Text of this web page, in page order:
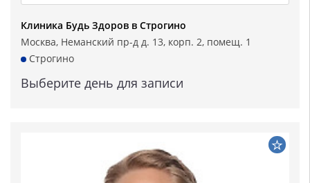
Клиника Будь Здоров в Строгино
Москва, Неманский пр-д д. 13, корп. 2, помещ. 1
Строгино
Выберите день для записи